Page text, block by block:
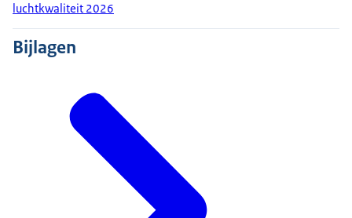
luchtkwaliteit 2026
Bijlagen